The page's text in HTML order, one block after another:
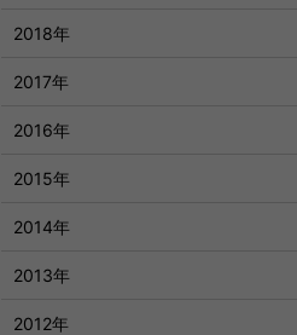
2018年
2017年
2016年
2015年
2014年
2013年
2012年